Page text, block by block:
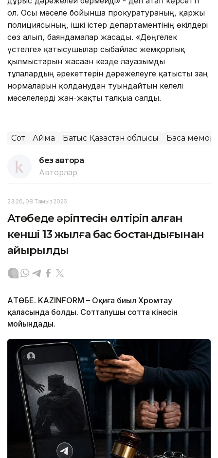
ол. Осы мәселе бойынша прокуратураның, қаржы
полициясының, ішкі істер департаментінің өкілдері
сөз алып, баяндамалар жасады. «Дөңгелек
үстелге» қатысушылар сыбайлас жемқорлық
қылмыстарын жасаған кезде лауазымды
тұлғалардың әрекеттерін дәрежелеуге қатысты заң
нормаларын қолданудан туындайтын келелі
мәселелерді жан-жақты талқыға салды.
Сот Аймақ Батыс Қазақстан облысы Басқа
без автора
Авторлар
23:26, 08 Тамыз 2026
Ақтөбеде әріптесін өлтіріп алған
кенші 13 жылға бас бостандығынан
айырылды
АҚТӨБЕ. KAZINFORM – Оқиға биыл Хромтау
қаласында болды. Сотталушы сотта кінәсін
мойындады.